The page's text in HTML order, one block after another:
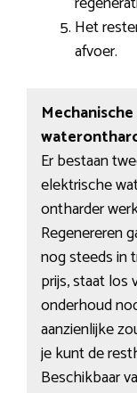
Het
afvoer.
Er bestaan
elektrische
ontharder
Regenereren
nog steeds in
prijs, staat los
onderhoud
aanzienlijke
je kunt de
Beschikbaar